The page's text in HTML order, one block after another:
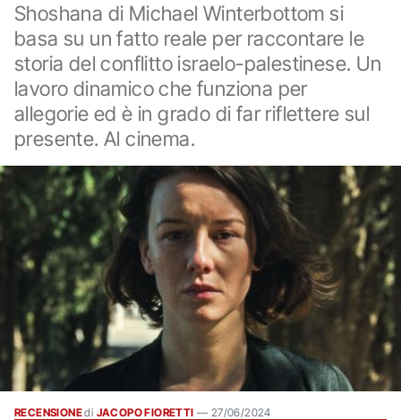
Shoshana di Michael Winterbottom si
basa su un fatto reale per raccontare le
storia del conflitto israelo-palestinese. Un
lavoro dinamico che funziona per
allegorie ed è in grado di far riflettere sul
presente. Al cinema.
RECENSIONEdi JACOPO FIORETTI — 27/06/2024